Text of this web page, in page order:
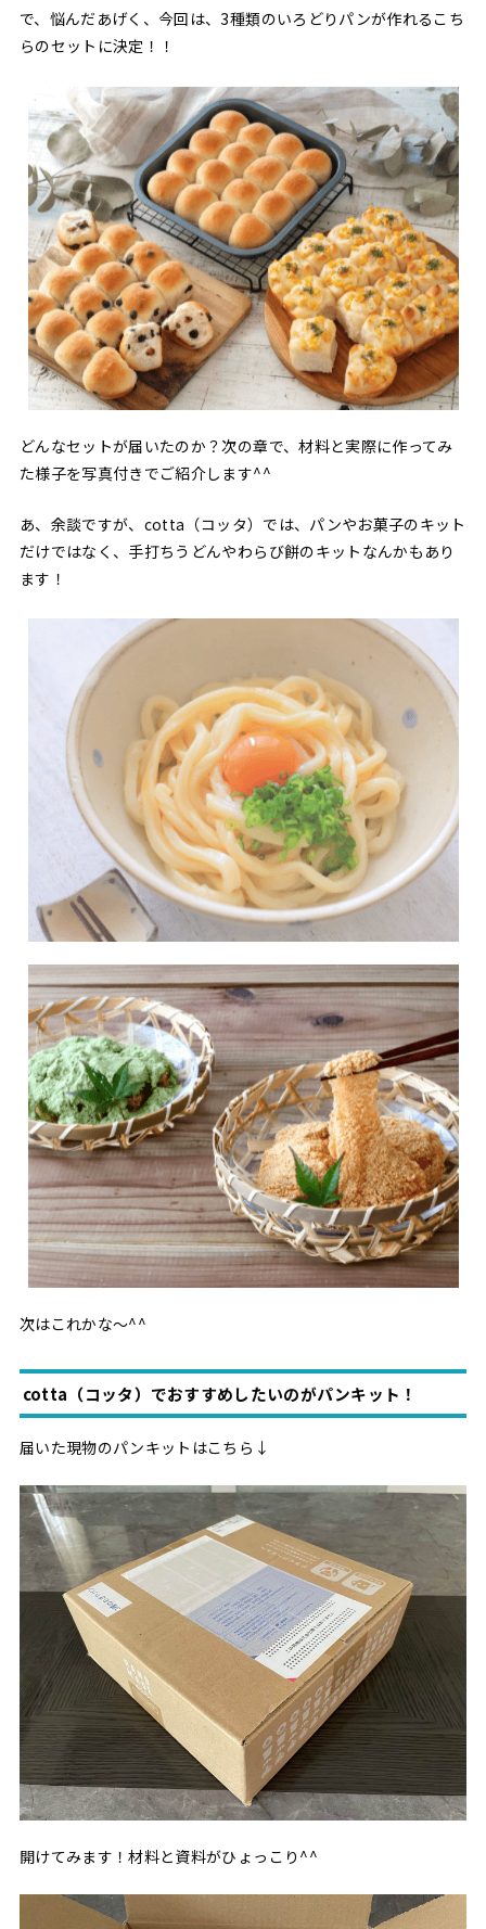
で、悩んだあげく、今回は、3種類のいろどりパンが作れるこち
らのセットに決定！！
どんなセットが届いたのか？次の章で、材料と実際に作ってみ
た様子を写真付きでご紹介します^^
あ、余談ですが、cotta（コッタ）では、パンやお菓子のキット
だけではなく、手打ちうどんやわらび餅のキットなんかもあり
ます！
次はこれかな〜^^
cotta（コッタ）でおすすめしたいのがパンキット！
届いた現物のパンキットはこちら↓
開けてみます！材料と資料がひょっこり^^